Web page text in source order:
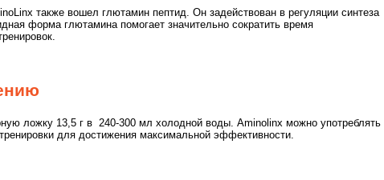
также вошел глютамин пептид. Он задействован в регуляции синтеза
форма глютамина помогает значительно сократить время
ложку 13,5 г в 240-300 мл холодной воды. Aminolinx можно употреблять
для достижения максимальной эффективности.